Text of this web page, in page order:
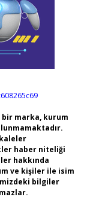
marka, kurum
haber niteliği
hakkında
ve kişiler ile isim
bilgiler